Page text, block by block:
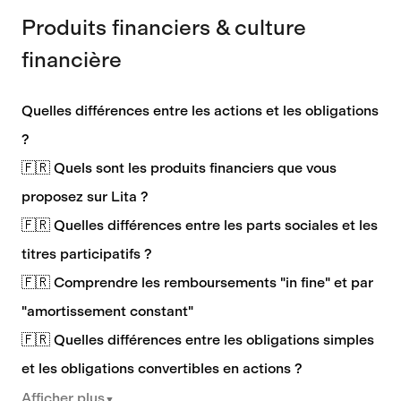
Produits financiers & culture
financière
Quelles différences entre les actions et les obligations
?
🇫🇷 Quels sont les produits financiers que vous
proposez sur Lita ?
🇫🇷 Quelles différences entre les parts sociales et les
titres participatifs ?
🇫🇷 Comprendre les remboursements "in fine" et par
"amortissement constant"
🇫🇷 Quelles différences entre les obligations simples
et les obligations convertibles en actions ?